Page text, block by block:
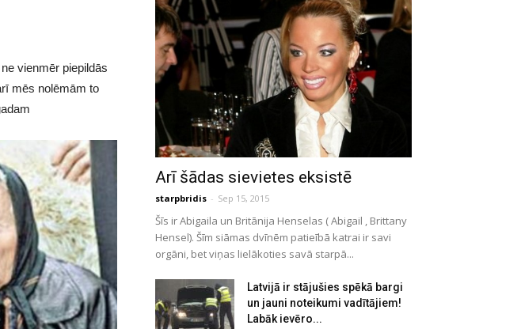
vienmēr piepildās
mēs nolēmām to
Arī šādas sievietes eksistē
starpbridis - Sep 15, 2015
Šīs ir Abigaila un Britānija Henselas ( Abigail , Brittany
Hensel). Šīm siāmas dvīnēm patieībā katrai ir savi
orgāni, bet viņas lielākoties savā starpā...
Latvijā ir stājušies spēkā bargi
un jauni noteikumi vadītājiem!
Labāk ievēro...